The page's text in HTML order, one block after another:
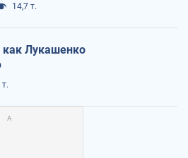
14,7 т.
Лукашенко